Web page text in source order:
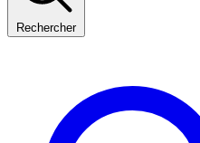
Rechercher